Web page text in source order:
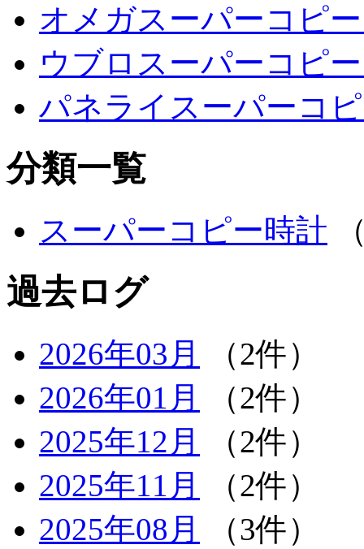
オメガスーパーコピ
ウブロスーパーコピ
パネライスーパーコ
分類一覧
スーパーコピー時計
過去ログ
2026年03月
（2件）
2026年01月
（2件）
2025年12月
（2件）
2025年11月
（2件）
2025年08月
（3件）